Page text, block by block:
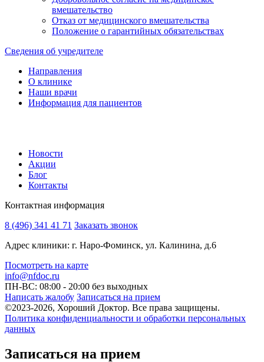
вмешательство
Отказ от медицинского вмешательства
Положение о гарантийных обязательствах
Сведения об учредителе
Направления
О клинике
Наши врачи
Информация для пациентов
Новости
Акции
Блог
Контакты
Контактная информация
8 (496) 341 41 71 Заказать звонок
Адрес клиники: г. Наро-Фоминск, ул. Калинина, д.6
Посмотреть на карте
info@nfdoc.ru
ПН-ВС: 08:00 - 20:00 без выходных
Написать жалобу Записаться на прием
©2023-2026, Хороший Доктор. Все права защищены.
Политика конфиденциальности и обработки персональных
данных
Записаться на прием